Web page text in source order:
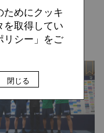
ためにクッキ
を取得してい
リシー」をご
閉じる